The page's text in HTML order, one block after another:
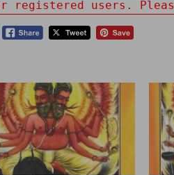
registered users.